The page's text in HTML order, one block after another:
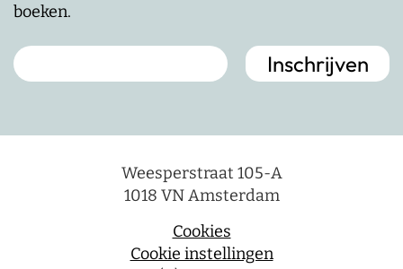
boeken.
Weesperstraat 105-A
1018 VN Amsterdam
Cookies
Cookie instellingen